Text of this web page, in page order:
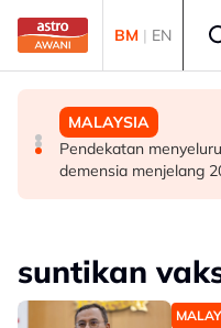
Skip to main content
BM | EN
DUNIA
Kebakaran hutan di
sokongan udara
DUNIA
Jerman naikkan
kepada hampir 12,000
MALAYSIA
Pendekatan
demensia menjelang
suntikan